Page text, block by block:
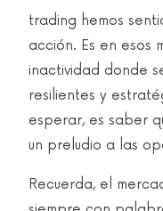
trading hemos
acción. Es en esos
inactividad donde
resilientes y
esperar, es saber
un preludio a las
Recuerda, el